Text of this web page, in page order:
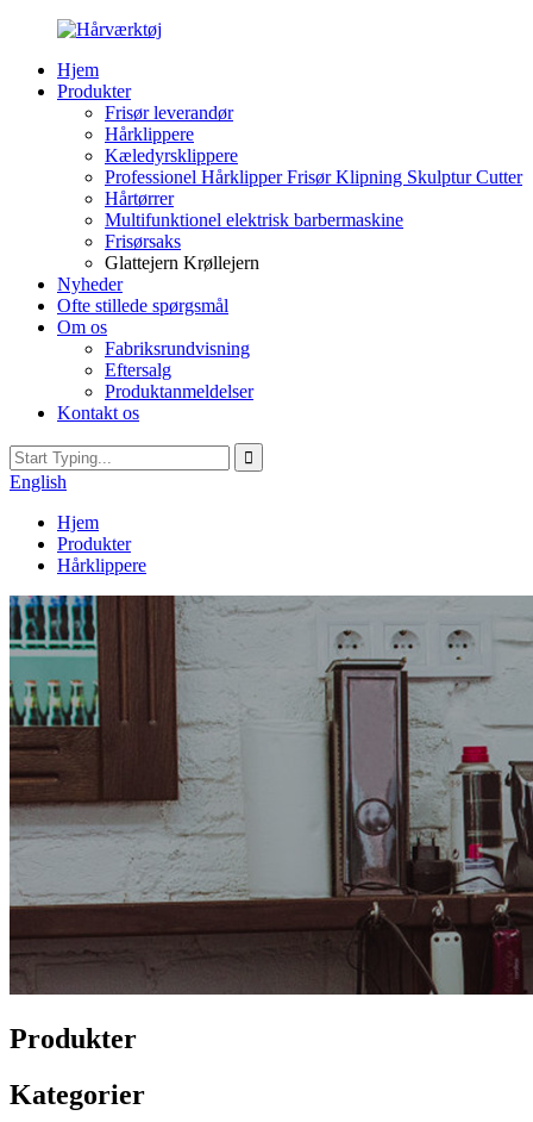
Hjem
Produkter
Frisør leverandør
Hårklippere
Kæledyrsklippere
Professionel Hårklipper Frisør Klipning Skulptur Cutter
Hårtørrer
Multifunktionel elektrisk barbermaskine
Frisørsaks
Glattejern Krøllejern
Nyheder
Ofte stillede spørgsmål
Om os
Fabriksrundvisning
Eftersalg
Produktanmeldelser
Kontakt os
English
Hjem
Produkter
Hårklippere
Produkter
Kategorier